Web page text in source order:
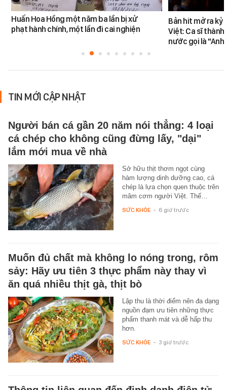
Huấn Hoa Hồng một năm ba lần bị xử
phạt hành chính, một lần đi cai nghiện
Bản hit mở ra kỷ
Việt: Ca sĩ
nước gọi là "Anh
TIN MỚI CẬP NHẬT
Người bán cá gần 20 năm nói thẳng: 4 loại
cá chép cho không cũng đừng lấy, "dại"
lắm mới mua về nhà
Sở hữu thịt thơm ngọt cùng
hàm lượng dinh dưỡng cao, cá
chép là lựa chọn quen thuộc trên
mâm cơm người Việt. Thế…
SỨC KHỎE - 6 giờ trước
Muốn đủ chất mà không lo nóng trong, rôm
sảy: Hãy ưu tiên 3 thực phẩm này thay vì
ăn quá nhiều thịt gà, thịt bò
Lập thu là thời điểm nên đa dạng
nguồn đạm ưu tiên những thực
phẩm thanh mát và dễ hấp thu
hơn.
SỨC KHỎE - 3 giờ trước